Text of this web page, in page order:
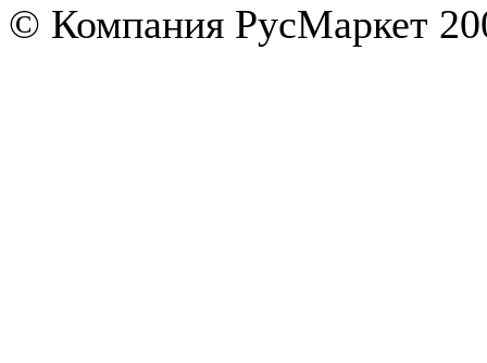
© Компания РусМаркет